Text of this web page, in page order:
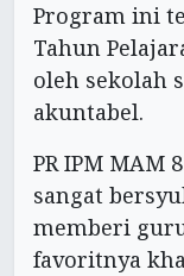
Program ini
Tahun
oleh sekolah
akuntabel.
PR IPM MAM
sangat
memberi
favoritnya